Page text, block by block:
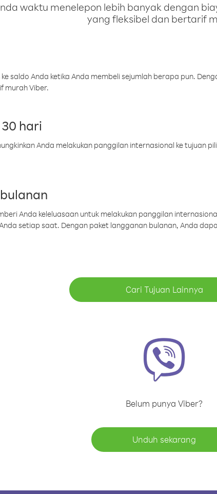
waktu menelepon lebih banyak dengan
yang fleksibel dan bertarif
saldo Anda ketika Anda membeli sejumlah berapa pun.
murah Viber.
hari
Anda melakukan panggilan internasional ke tujuan
Anda keleluasaan untuk melakukan panggilan
setiap saat. Dengan paket langganan bulanan, Anda
Cari Tujuan Lainnya
Belum punya Viber?
Unduh sekarang